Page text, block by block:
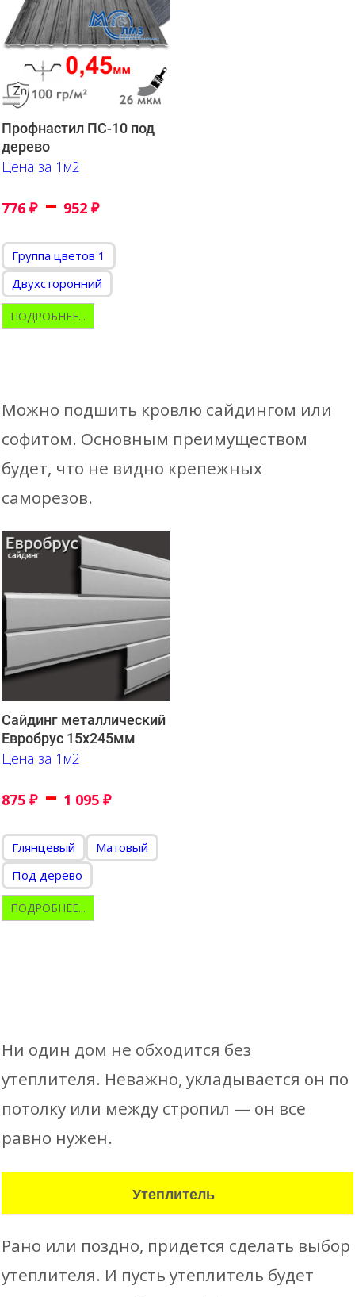
Профнастил ПС-10 под
дерево
Цена за 1м2
776 ₽ – 952 ₽
Группа цветов 1
Двухсторонний
ПОДРОБНЕЕ...
Можно подшить кровлю сайдингом или
софитом. Основным преимуществом
будет, что не видно крепежных
саморезов.
Сайдинг металлический
Евробрус 15х245мм
Цена за 1м2
875 ₽ – 1 095 ₽
Глянцевый
Матовый
Под дерево
ПОДРОБНЕЕ...
Ни один дом не обходится без
утеплителя. Неважно, укладывается он по
потолку или между стропил — он все
равно нужен.
Утеплитель
Рано или поздно, придется сделать выбор
утеплителя. И пусть утеплитель будет